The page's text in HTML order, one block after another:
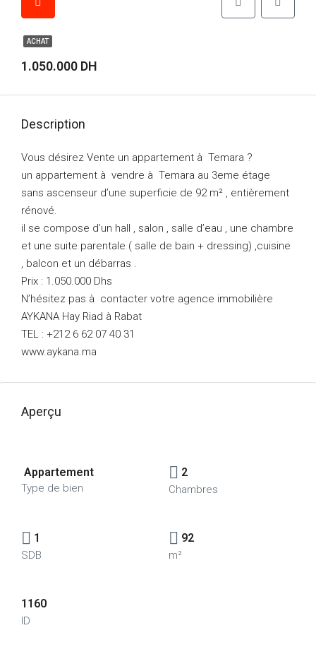
ACHAT
1.050.000 DH
Description
Vous désirez Vente un appartement à Temara ?
un appartement à vendre à Temara au 3eme étage
sans ascenseur d’une superficie de 92 m² , entièrement
rénové.
il se compose d’un hall , salon , salle d’eau , une chambre
et une suite parentale ( salle de bain + dressing) ,cuisine
, balcon et un débarras .
Prix : 1.050.000 Dhs
N’hésitez pas à contacter votre agence immobilière
AYKANA Hay Riad à Rabat
TEL : +212 6 62 07 40 31
www.aykana.ma
Aperçu
Appartement
Type de bien
2
Chambres
1
SDB
92
m²
1160
ID